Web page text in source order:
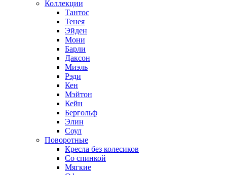
Коллекции
Тантос
Тенея
Эйден
Мони
Барли
Даксон
Миэль
Рэди
Кен
Мэйтон
Кейн
Бергольф
Элин
Соул
Поворотные
Кресла без колесиков
Со спинкой
Мягкие